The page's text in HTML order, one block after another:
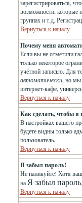
зарегистрироваться,
возможности, которые
группах и т.д.
Вернуться к началу
Почему меня
Если вы не отметили
только некоторое
учётной записью. Для
автоматически, но мы
интернет-кафе,
Вернуться к началу
Как сделать, чтобы я
В настройках вашего
будете видны только
пользователь.
Вернуться к началу
Я забыл пароль!
Не паникуйте! Хотя
на Я забыл пароль
Вернуться к началу